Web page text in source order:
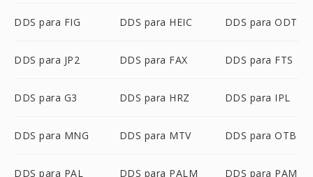
DDS para FIG DDS para HEIC DDS para ODT
DDS para JP2 DDS para FAX DDS para FTS
DDS para G3 DDS para HRZ DDS para IPL
DDS para MNG DDS para MTV DDS para OTB
DDS para PAL DDS para PALM DDS para PAM